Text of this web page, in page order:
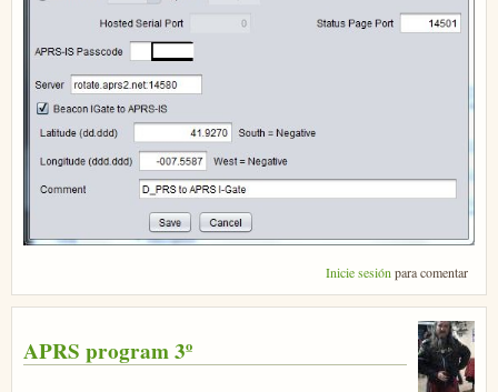
Inicie sesión para comentar
APRS program 3º